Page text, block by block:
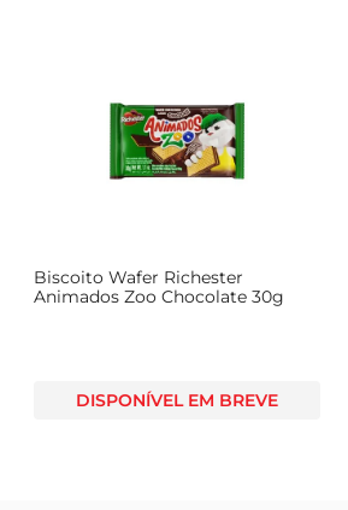
Biscoito Wafer Richester
Animados Zoo Chocolate 30g
DISPONÍVEL EM BREVE